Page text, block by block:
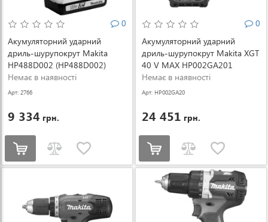
0
Акумуляторний ударний
дриль-шурупокрут Makita
HP488D002 (HP488D002)
Немає в наявності
Арт: 2766
9 334 грн.
0
Акумуляторний ударний
дриль-шурупокрут Makita XGT
40 V MAX HP002GA201
(HP002GA201)
Немає в наявності
Арт: HP002GA20
24 451 грн.